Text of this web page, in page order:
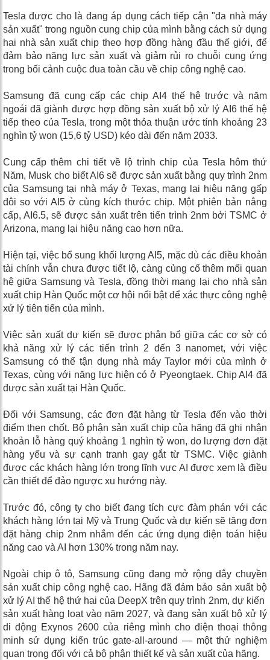
Tesla được cho là đang áp dụng cách tiếp cận "đa nhà máy
sản xuất" trong nguồn cung chip của mình bằng cách sử dụng
hai nhà sản xuất chip theo hợp đồng hàng đầu thế giới, để
đảm bảo năng lực sản xuất và giảm rủi ro chuỗi cung ứng
trong bối cảnh cuộc đua toàn cầu về chip công nghệ cao.
Samsung đã cung cấp các chip AI4 thế hệ trước và năm
ngoái đã giành được hợp đồng sản xuất bộ xử lý AI6 thế hệ
tiếp theo của Tesla, trong một thỏa thuận ước tính khoảng 23
nghìn tỷ won (15,6 tỷ USD) kéo dài đến năm 2033.
Cung cấp thêm chi tiết về lộ trình chip của Tesla hôm thứ
Năm, Musk cho biết AI6 sẽ được sản xuất bằng quy trình 2nm
của Samsung tại nhà máy ở Texas, mang lại hiệu năng gấp
đôi so với AI5 ở cùng kích thước chip. Một phiên bản nâng
cấp, AI6.5, sẽ được sản xuất trên tiến trình 2nm bởi TSMC ở
Arizona, mang lại hiệu năng cao hơn nữa.
Hiện tại, việc bổ sung khối lượng AI5, mặc dù các điều khoản
tài chính vẫn chưa được tiết lộ, càng củng cố thêm mối quan
hệ giữa Samsung và Tesla, đồng thời mang lại cho nhà sản
xuất chip Hàn Quốc một cơ hội nổi bật để xác thực công nghệ
xử lý tiên tiến của mình.
Việc sản xuất dự kiến ​​sẽ được phân bổ giữa các cơ sở có
khả năng xử lý các tiến trình 2 đến 3 nanomet, với việc
Samsung có thể tận dụng nhà máy Taylor mới của mình ở
Texas, cùng với năng lực hiện có ở Pyeongtaek. Chip AI4 đã
được sản xuất tại Hàn Quốc.
Đối với Samsung, các đơn đặt hàng từ Tesla đến vào thời
điểm then chốt. Bộ phận sản xuất chip của hãng đã ghi nhận
khoản lỗ hàng quý khoảng 1 nghìn tỷ won, do lượng đơn đặt
hàng yếu và sự cạnh tranh gay gắt từ TSMC. Việc giành
được các khách hàng lớn trong lĩnh vực AI được xem là điều
cần thiết để đảo ngược xu hướng này.
Trước đó, công ty cho biết đang tích cực đàm phán với các
khách hàng lớn tại Mỹ và Trung Quốc và dự kiến ​​sẽ tăng đơn
đặt hàng chip 2nm nhắm đến các ứng dụng điện toán hiệu
năng cao và AI hơn 130% trong năm nay.
Ngoài chip ô tô, Samsung cũng đang mở rộng dây chuyền
sản xuất chip công nghệ cao. Hãng đã đảm bảo sản xuất bộ
xử lý AI thế hệ thứ hai của DeepX trên quy trình 2nm, dự kiến ​​
sản xuất hàng loạt vào năm 2027, và đang sản xuất bộ xử lý
di động Exynos 2600 của riêng mình cho điện thoại thông
minh sử dụng kiến ​​trúc gate-all-around — một thử nghiệm
quan trọng đối với cả bộ phận thiết kế và sản xuất của hãng.